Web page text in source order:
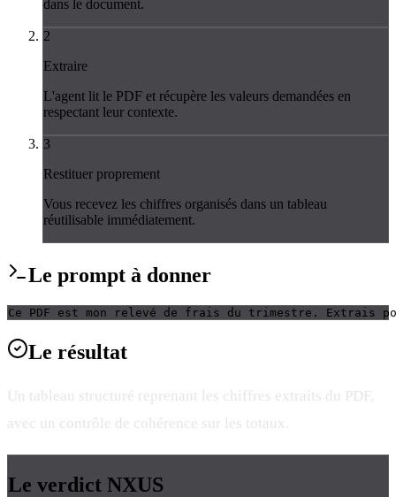
dans le document.
2
Extraire
L'agent lit le PDF et récupère les valeurs demandées en
respectant leur contexte.
3
Restituer proprement
Vous recevez les chiffres organisés dans un tableau
réutilisable immédiatement.
Le prompt à donner
Ce PDF est mon relevé de frais du trimestre. Extrais
Le résultat
Un tableau structuré reprenant les chiffres extraits du PDF,
avec un contrôle de cohérence sur les totaux.
Le verdict NXUS